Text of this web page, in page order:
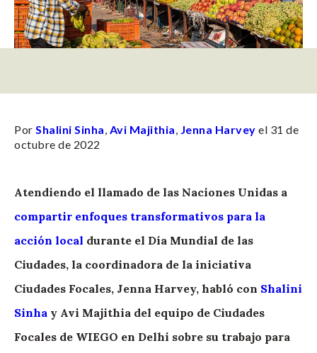
Por Shalini Sinha, Avi Majithia, Jenna Harvey el 31 de
octubre de 2022
Atendiendo el llamado de las Naciones Unidas a
compartir enfoques transformativos para la
acción local durante el Día Mundial de las
Ciudades, la coordinadora de la iniciativa
Ciudades Focales, Jenna Harvey, habló con Shalini
Sinha y Avi Majithia del equipo de Ciudades
Focales de WIEGO en Delhi sobre su trabajo para